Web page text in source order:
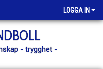
LOGGA IN
- trygghet -